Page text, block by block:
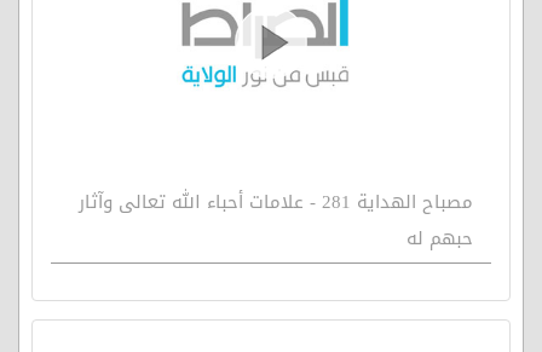
مصباح الهداية 281 - علامات أحباء الله تعالى وآثار
حبهم له